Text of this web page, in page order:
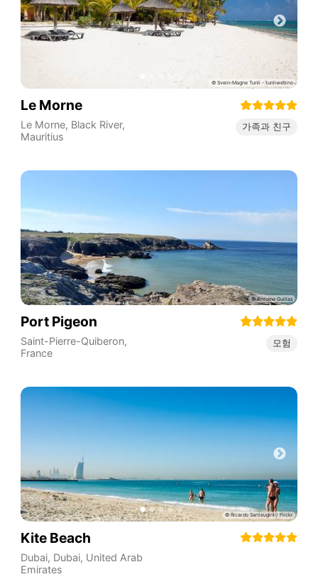
Le Morne
Le Morne, Black River,
Mauritius
가족과 친구
Port Pigeon
Saint-Pierre-Quiberon,
France
모험
Kite Beach
Dubai, Dubai, United Arab
Emirates